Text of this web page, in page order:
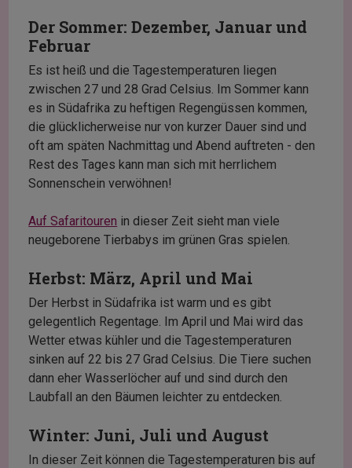
Der Sommer: Dezember, Januar und
Februar
Es ist heiß und die Tagestemperaturen liegen
zwischen 27 und 28 Grad Celsius. Im Sommer kann
es in Südafrika zu heftigen Regengüssen kommen,
die glücklicherweise nur von kurzer Dauer sind und
oft am späten Nachmittag und Abend auftreten - den
Rest des Tages kann man sich mit herrlichem
Sonnenschein verwöhnen!
Auf Safaritouren in dieser Zeit sieht man viele
neugeborene Tierbabys im grünen Gras spielen.
Herbst: März, April und Mai
Der Herbst in Südafrika ist warm und es gibt
gelegentlich Regentage. Im April und Mai wird das
Wetter etwas kühler und die Tagestemperaturen
sinken auf 22 bis 27 Grad Celsius. Die Tiere suchen
dann eher Wasserlöcher auf und sind durch den
Laubfall an den Bäumen leichter zu entdecken.
Winter: Juni, Juli und August
In dieser Zeit können die Tagestemperaturen bis auf